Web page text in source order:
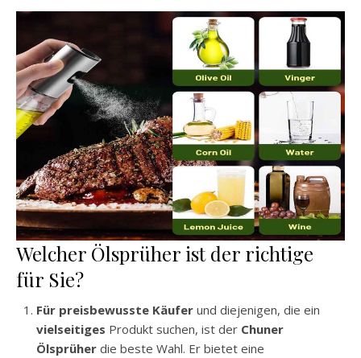
Welcher Ölsprüher ist der richtige
für Sie?
Für preisbewusste Käufer und diejenigen, die ein
vielseitiges Produkt suchen, ist der Chuner
Ölsprüher die beste Wahl. Er bietet eine